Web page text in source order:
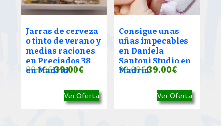
Jarras de cerveza
o tinto de verano y
medias raciones
en Preciados 38
en Madrid
90.00€El
original
39.00€El
actual
es:
Ver Oferta
Consigue unas
uñas impecables
en Daniela
Santoni Studio en
Madrid
90.00€El
original
era:
39.00€El
actual
Ver Oferta